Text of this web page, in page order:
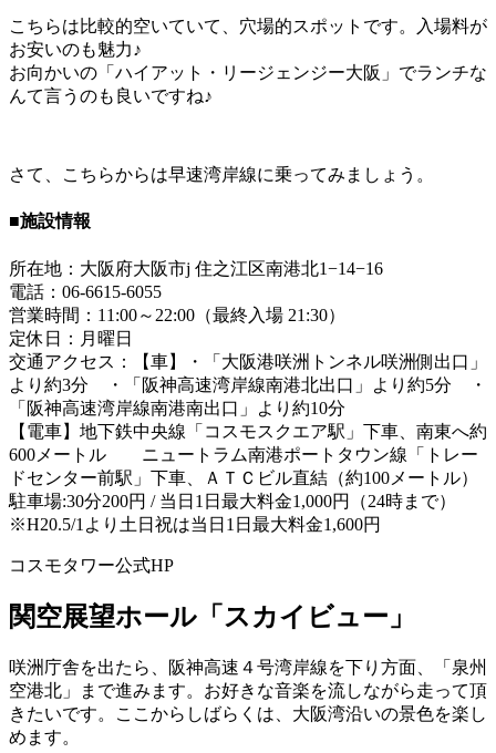
こちらは比較的空いていて、穴場的スポットです。入場料が
お安いのも魅力♪
お向かいの「ハイアット・リージェンジー大阪」でランチな
んて言うのも良いですね♪
さて、こちらからは早速湾岸線に乗ってみましょう。
■施設情報
所在地：大阪府大阪市j 住之江区南港北1−14−16
電話：06-6615-6055
営業時間：11:00～22:00（最終入場 21:30）
定休日：月曜日
交通アクセス：【車】・「大阪港咲洲トンネル咲洲側出口」
より約3分 ・「阪神高速湾岸線南港北出口」より約5分 ・
「阪神高速湾岸線南港南出口」より約10分
【電車】地下鉄中央線「コスモスクエア駅」下車、南東へ約
600メートル ニュートラム南港ポートタウン線「トレー
ドセンター前駅」下車、ＡＴＣビル直結（約100メートル）
駐車場:30分200円 / 当日1日最大料金1,000円（24時まで）
※H20.5/1より土日祝は当日1日最大料金1,600円
コスモタワー公式HP
関空展望ホール「スカイビュー」
咲洲庁舎を出たら、阪神高速４号湾岸線を下り方面、「泉州
空港北」まで進みます。お好きな音楽を流しながら走って頂
きたいです。ここからしばらくは、大阪湾沿いの景色を楽し
めます。